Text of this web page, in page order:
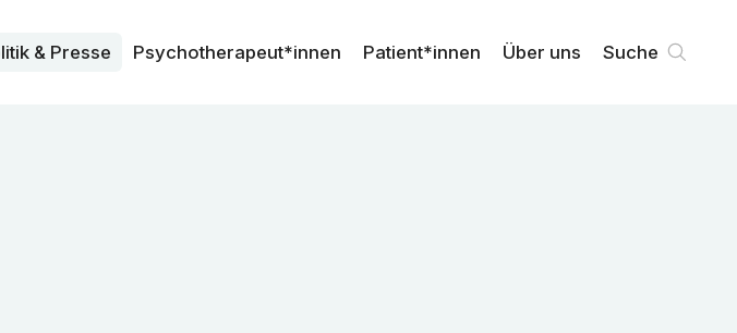
& Presse
Psycho­therapeut*innen Patient*innen Über uns Suche